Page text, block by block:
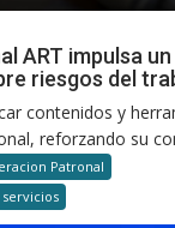
ART impulsa
riesgos del
contenidos y
reforzando su
Patronal